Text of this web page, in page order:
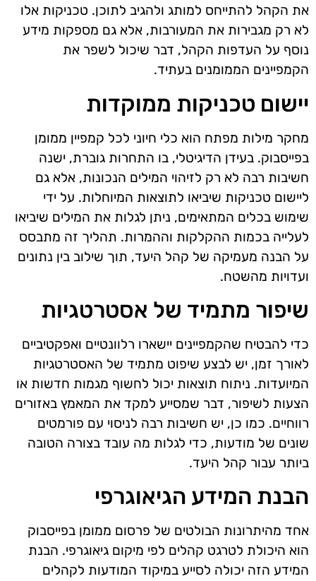
את הקהל להתייחס למותג ולהגיב לתוכן. טכניקות אלו
לא רק מגבירות את המעורבות, אלא גם מספקות מידע
נוסף על העדפות הקהל, דבר שיכול לשפר את
הקמפיינים הממומנים בעתיד.
יישום טכניקות ממוקדות
מחקר מילות מפתח הוא כלי חיוני לכל קמפיין ממומן
בפייסבוק. בעידן הדיגיטלי, בו התחרות גוברת, ישנה
חשיבות רבה לא רק לזיהוי המילים הנכונות, אלא גם
ליישום טכניקות שיביאו לתוצאות המיוחלות. על ידי
שימוש בכלים המתאימים, ניתן לגלות את המילים שיביאו
לעלייה בכמות ההקלקות וההמרות. תהליך זה מתבסס
על הבנה מעמיקה של קהל היעד, תוך שילוב בין נתונים
ועדויות מהשטח.
שיפור מתמיד של אסטרטגיות
כדי להבטיח שהקמפיינים יישארו רלוונטיים ואפקטיביים
לאורך זמן, יש לבצע שיפוט מתמיד של האסטרטגיות
המיועדות. ניתוח תוצאות יכול לחשוף מגמות חדשות או
הצעות לשיפור, דבר שמסייע למקד את המאמץ באזורים
רווחיים. כמו כן, יש חשיבות רבה לניסוי עם פורמטים
שונים של מודעות, כדי לגלות מה עובד בצורה הטובה
ביותר עבור קהל היעד.
הבנת המידע הגיאוגרפי
אחד מהיתרונות הבולטים של פרסום ממומן בפייסבוק
הוא היכולת לטרגט קהלים לפי מיקום גיאוגרפי. הבנת
המידע הזה יכולה לסייע במיקוד המודעות לקהלים